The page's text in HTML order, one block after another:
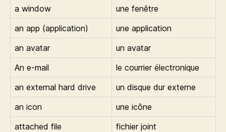
a window
une fenêtre
an app (application)
une application
an avatar
un avatar
An e-mail
le courrier électronique
an external hard drive
un disque dur externe
an icon
une icône
attached file
fichier joint